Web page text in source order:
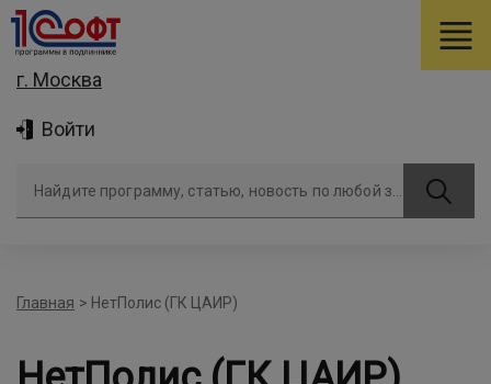
г. Москва
Войти
Главная > НетПолис (ГК ЦАИР)